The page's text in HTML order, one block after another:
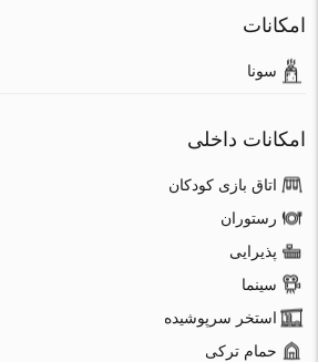
امکانات
سونا
امکانات داخلی
اتاق بازی کودکان
رستوران
پذیرایی
سینما
استخر سرپوشیده
حمام ترکی